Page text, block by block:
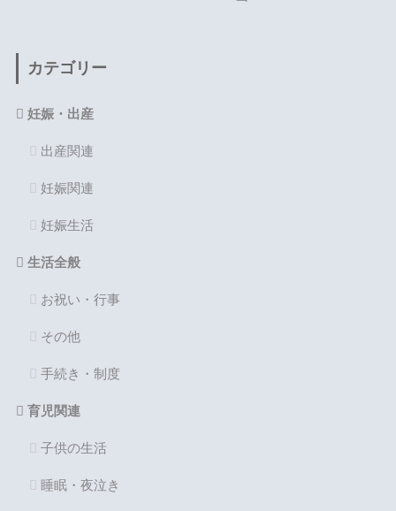
カテゴリー
妊娠・出産
出産関連
妊娠関連
妊娠生活
生活全般
お祝い・行事
その他
手続き・制度
育児関連
子供の生活
睡眠・夜泣き